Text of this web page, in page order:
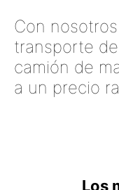
Con
transporte
camión de
a un precio
Los